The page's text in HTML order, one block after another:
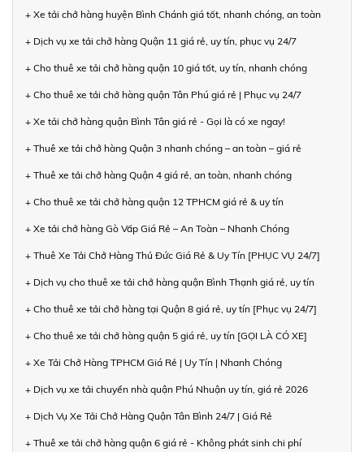
+ Xe tải chở hàng huyện Bình Chánh giá tốt, nhanh chóng, an toàn
+ Dịch vụ xe tải chở hàng Quận 11 giá rẻ, uy tín, phục vụ 24/7
+ Cho thuê xe tải chở hàng quận 10 giá tốt, uy tín, nhanh chóng
+ Cho thuê xe tải chở hàng quận Tân Phú giá rẻ | Phục vụ 24/7
+ Xe tải chở hàng quận Bình Tân giá rẻ - Gọi là có xe ngay!
+ Thuê xe tải chở hàng Quận 3 nhanh chóng – an toàn – giá rẻ
+ Thuê xe tải chở hàng Quận 4 giá rẻ, an toàn, nhanh chóng
+ Cho thuê xe tải chở hàng quận 12 TPHCM giá rẻ & uy tín
+ Xe tải chở hàng Gò Vấp Giá Rẻ – An Toàn – Nhanh Chóng
+ Thuê Xe Tải Chở Hàng Thủ Đức Giá Rẻ & Uy Tín [PHỤC VỤ 24/7]
+ Dịch vụ cho thuê xe tải chở hàng quận Bình Thạnh giá rẻ, uy tín
+ Cho thuê xe tải chở hàng tại Quận 8 giá rẻ, uy tín [Phục vụ 24/7]
+ Cho thuê xe tải chở hàng quận 5 giá rẻ, uy tín [GỌI LÀ CÓ XE]
+ Xe Tải Chở Hàng TPHCM Giá Rẻ | Uy Tín | Nhanh Chóng
+ Dịch vụ xe tải chuyển nhà quận Phú Nhuận uy tín, giá rẻ 2026
+ Dịch Vụ Xe Tải Chở Hàng Quận Tân Bình 24/7 | Giá Rẻ
+ Thuê xe tải chở hàng quận 6 giá rẻ - Không phát sinh chi phí